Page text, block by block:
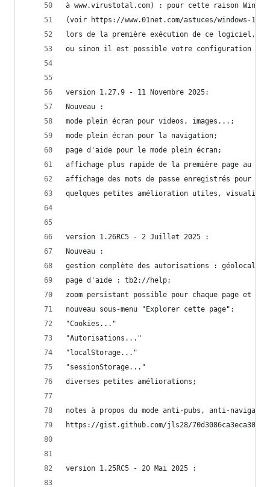
à www.virustotal.com) : pour cette raison
(voir https://www.01net.com/astuces/windows-10-
lors de la première exécution de ce logiciel,
ou sinon il est possible votre configuration
version 1.27.9 - 11 Novembre 2025:
Nouveau :
mode plein écran pour videos, images...;
mode plein écran pour la navigation;
page d'aide pour le mode plein écran;
affichage plus rapide de la première page au
affichage des mots de passe enregistrés pour la
quelques petites amélioration utiles,
version 1.26RC5 - 2 Juillet 2025 :
Nouveau :
gestion complète des autorisations :
page d'aide : tb2://help;
zoom persistant possible pour chaque page et
nouveau sous-menu "Explorer cette page":
"Cookies..."
"Autorisations..."
"localStorage..."
"sessionStorage..."
diverses petites améliorations;
notes à propos du mode anti-pubs, anti-
https://gist.github.com/jls28/
version 1.25RC5 - 20 Mai 2025 :